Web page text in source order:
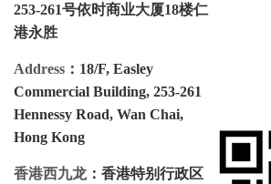
253-261号依时商业大厦18楼仁
港永胜
Address ：18/F, Easley
Commercial Building, 253-261
Hennessy Road, Wan Chai,
Hong Kong
香港西九龙 ：香港特别行政区